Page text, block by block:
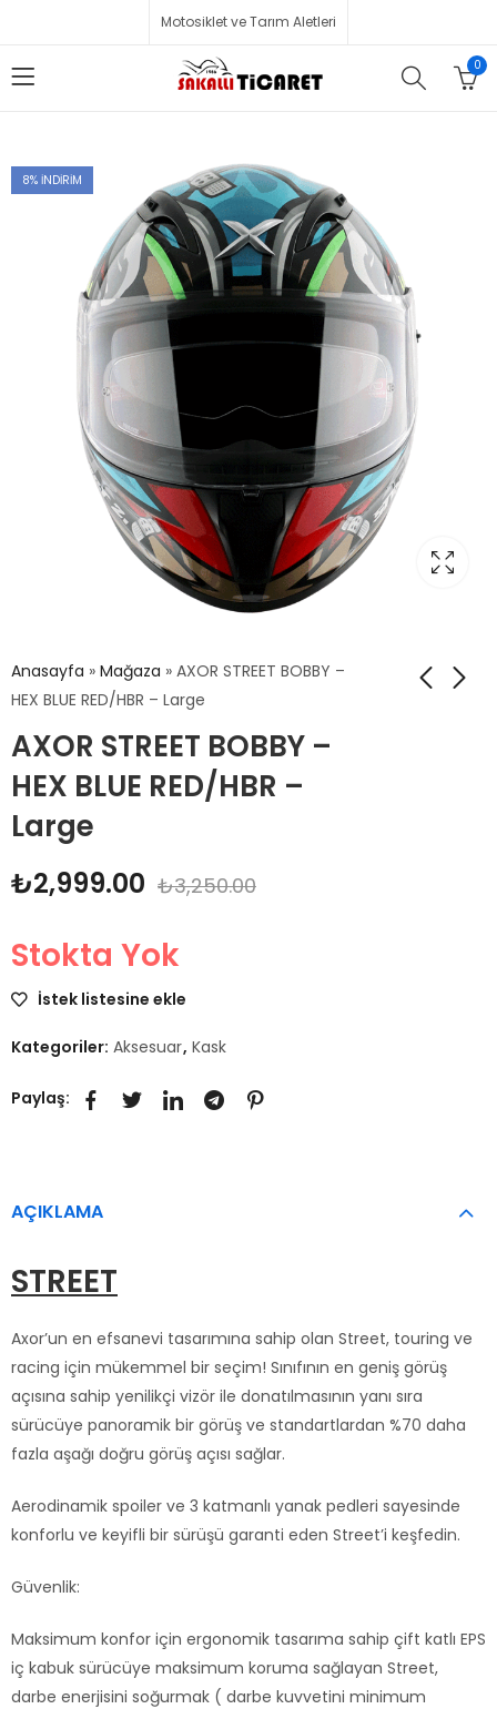
Motosiklet ve Tarım Aletleri
0
8% İNDIRIM
Anasayfa » Mağaza » AXOR STREET BOBBY –
HEX BLUE RED/HBR – Large
AXOR STREET BOBBY –
HEX BLUE RED/HBR –
Large
₺2,999.00 ₺3,250.00
Stokta Yok
İstek listesine ekle
Kategoriler: Aksesuar, Kask
Paylaş:
AÇIKLAMA
STREET
Axor’un en efsanevi tasarımına sahip olan Street, touring ve
racing için mükemmel bir seçim! Sınıfının en geniş görüş
açısına sahip yenilikçi vizör ile donatılmasının yanı sıra
sürücüye panoramik bir görüş ve standartlardan %70 daha
fazla aşağı doğru görüş açısı sağlar.
Aerodinamik spoiler ve 3 katmanlı yanak pedleri sayesinde
konforlu ve keyifli bir sürüşü garanti eden Street’i keşfedin.
Güvenlik:
Maksimum konfor için ergonomik tasarıma sahip çift katlı EPS
iç kabuk sürücüye maksimum koruma sağlayan Street,
darbe enerjisini soğurmak ( darbe kuvvetini minimum